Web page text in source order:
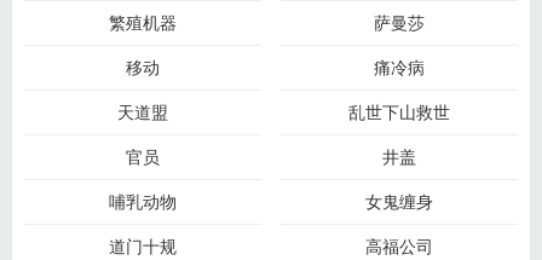
繁殖机器
萨曼莎
移动
痛冷病
天道盟
乱世下山救世
官员
井盖
哺乳动物
女鬼缠身
道门十规
高福公司